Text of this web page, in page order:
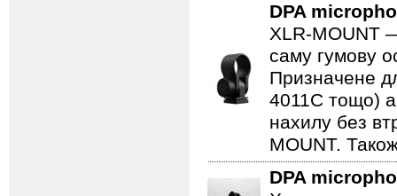
DPA
XLR-MOUNT
саму гумову
Призначене
4011C тощо)
нахилу без
MOUNT.
DPA